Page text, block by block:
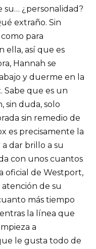
su… ¿personalidad?
extraño. Sin
para
ella, así que es
Hannah se
y duerme en la
Sabe que es un
sin duda, solo
sin remedio de
es precisamente la
dar brillo a su
con unos cuantos
oficial de Westport,
atención de su
más tiempo
la línea que
a
le gusta todo de